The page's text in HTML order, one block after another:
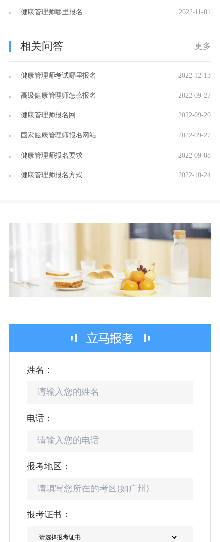
健康管理师哪里报名 2022-11-01
相关问答 更多
健康管理师考试哪里报名 2022-12-13
高级健康管理师怎么报名 2022-09-27
健康管理师报名网 2022-09-20
国家健康管理师报名网站 2022-09-27
健康管理师报名要求 2022-09-08
健康管理师报名方式 2022-10-24
姓名：
电话：
报考地区：
报考证书：